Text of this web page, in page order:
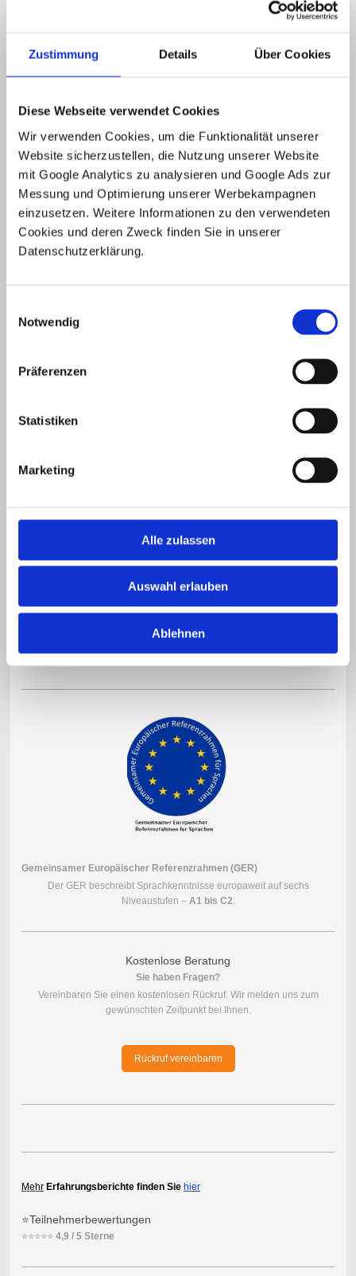
Zustimmung Details Über Cookies
Diese Webseite verwendet Cookies
Wir verwenden Cookies, um die Funktionalität unserer
Website sicherzustellen, die Nutzung unserer Website
mit Google Analytics zu analysieren und Google Ads zur
Messung und Optimierung unserer Werbekampagnen
einzusetzen. Weitere Informationen zu den verwendeten
Cookies und deren Zweck finden Sie in unserer
Datenschutzerklärung.
Notwendig
Präferenzen
Statistiken
Marketing
Alle zulassen
Auswahl erlauben
Ablehnen
Offiziell anerkannt
OffiziellesCNaVT-Prüfungszentrum
Vorbereitung auf das
NT2-Staatsexamen
DasNT2-Staatsexamen
ist die offizielle Niederländischprüfung des
Gemeinsamer Europäischer Referenzrahmen (GER)
Der GER beschreibt Sprachkenntnisse europaweit auf sechs
Niveaustufen – A1 bis C2
Kostenlose Beratung
Sie haben Fragen?
Vereinbaren Sie einen kostenlosen Rückruf. Wir melden uns zum
gewünschten Zeitpunkt bei Ihnen.
Rückruf vereinbaren
MehrErfahrungsberichte finden Sie hier
⭐Teilnehmerbewertungen
⭐⭐⭐⭐⭐ 4,9 / 5 Sterne